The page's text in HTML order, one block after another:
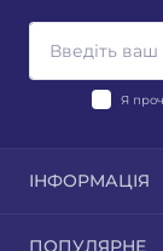
Я
ІНФОРМАЦІЯ
ПОПУЛЯРНЕ